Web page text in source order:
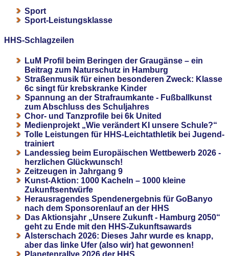
Sport
Sport-Leistungsklasse
HHS-Schlagzeilen
LuM Profil beim Beringen der Graugänse – ein
Beitrag zum Naturschutz in Hamburg
Straßenmusik für einen besonderen Zweck: Klasse
6c singt für krebskranke Kinder
Spannung an der Strafraumkante - Fußballkunst
zum Abschluss des Schuljahres
Chor- und Tanzprofile bei 6k United
Medienprojekt „Wie verändert KI unsere Schule?“
Tolle Leistungen für HHS-Leichtathletik bei Jugend-
trainiert
Landessieg beim Europäischen Wettbewerb 2026 -
herzlichen Glückwunsch!
Zeitzeugen in Jahrgang 9
Kunst-Aktion: 1000 Kacheln – 1000 kleine
Zukunftsentwürfe
Herausragendes Spendenergebnis für GoBanyo
nach dem Sponsorenlauf an der HHS
Das Aktionsjahr „Unsere Zukunft - Hamburg 2050“
geht zu Ende mit den HHS-Zukunftsawards
Alsterschach 2026: Dieses Jahr wurde es knapp,
aber das linke Ufer (also wir) hat gewonnen!
Planetenrallye 2026 der HHS